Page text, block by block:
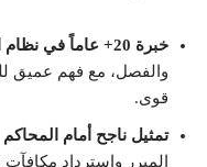
خبرة 20+ عاماً في نظام العمل:
قوى.
تمثيل ناجح أمام المحاكم
المبرر واسترداد